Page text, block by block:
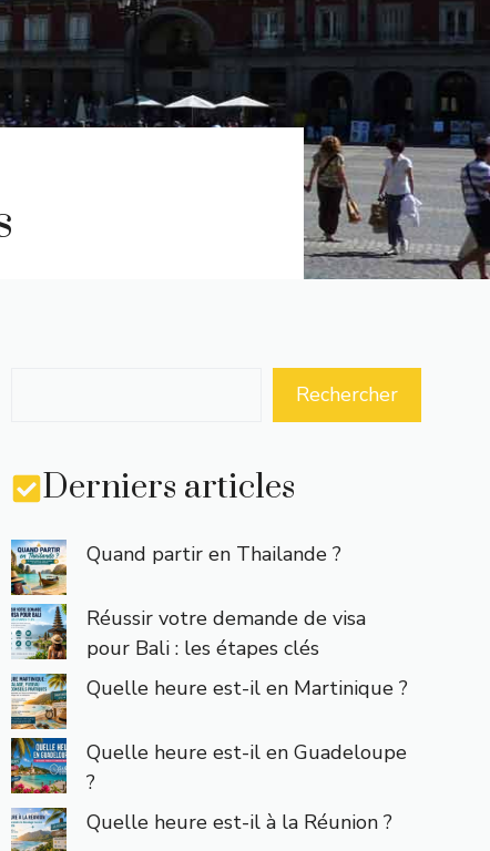
Rechercher
Derniers articles
Quand partir en Thailande ?
Réussir votre demande de visa
pour Bali : les étapes clés
Quelle heure est-il en Martinique ?
Quelle heure est-il en Guadeloupe
?
Quelle heure est-il à la Réunion ?